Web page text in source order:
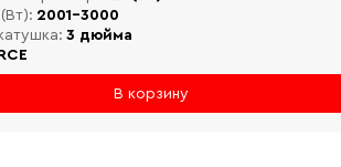
2001-3000
3 дюйма
В корзину